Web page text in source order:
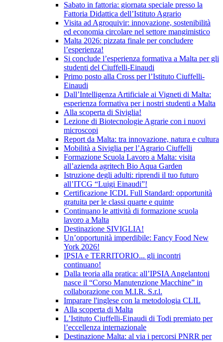
Sabato in fattoria: giornata speciale presso la
Fattoria Didattica dell’Istituto Agrario
Visita ad Agroquivir: innovazione, sostenibilità
ed economia circolare nel settore mangimistico
Malta 2026: pizzata finale per concludere
l’esperienza!
Si conclude l’esperienza formativa a Malta per gli
studenti del Ciuffelli-Einaudi
Primo posto alla Cross per l’Istituto Ciuffelli-
Einaudi
Dall’Intelligenza Artificiale ai Vigneti di Malta:
esperienza formativa per i nostri studenti a Malta
Alla scoperta di Siviglia!
Lezione di Biotecnologie Agrarie con i nuovi
microscopi
Report da Malta: tra innovazione, natura e cultura
Mobilità a Siviglia per l’Agrario Ciuffelli
Formazione Scuola Lavoro a Malta: visita
all’azienda agritech Bio Aqua Garden
Istruzione degli adulti: riprendi il tuo futuro
all’ITCG “Luigi Einaudi”!
Certificazione ICDL Full Standard: opportunità
gratuita per le classi quarte e quinte
Continuano le attività di formazione scuola
lavoro a Malta
Destinazione SIVIGLIA!
Un’opportunità imperdibile: Fancy Food New
York 2026!
IPSIA e TERRITORIO... gli incontri
continuano!
Dalla teoria alla pratica: all’IPSIA Angelantoni
nasce il “Corso Manutenzione Macchine” in
collaborazione con M.I.R. S.r.l.
Imparare l'inglese con la metodologia CLIL
Alla scoperta di Malta
L’Istituto Ciuffelli-Einaudi di Todi premiato per
l’eccellenza internazionale
Destinazione Malta: al via i percorsi PNRR per